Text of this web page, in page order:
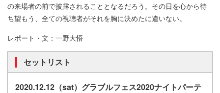
の来場者の前で披露されることとなるだろう。その日を心から待
ち望もう、全ての視聴者がそれを胸に決めたに違いない。
レポート・文：一野大悟
セットリスト
2020.12.12（sat）グラブルフェス2020ナイトパーテ